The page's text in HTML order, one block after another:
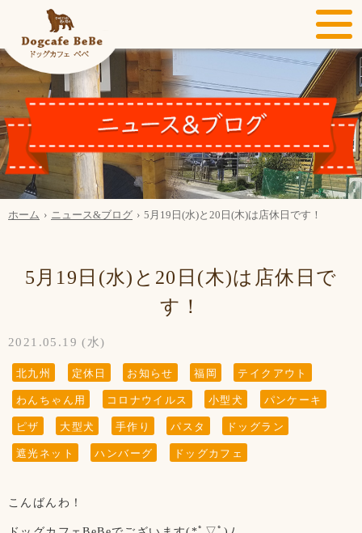
ホーム ニュース&ブログ 5月19日(水)と20日(木)は店休日です！
5月19日(水)と20日(木)は店休日で
す！
2021.05.19 (水)
北九州 定休日 お知らせ 福岡 テイクアウト
わんちゃん用 コロナウイルス 小型犬 パンケーキ
ピザ 大型犬 手作り パスタ ドッグラン
遮光ネット ハンバーグ ドッグカフェ
こんばんわ！